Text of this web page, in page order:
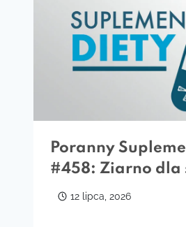
Poranny
#458: Ziarno dla
12 lipca, 2026